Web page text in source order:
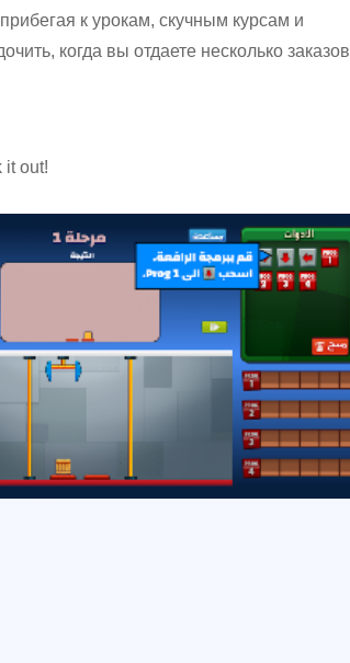
к урокам, скучным курсам и
когда вы отдаете несколько заказов
it out!